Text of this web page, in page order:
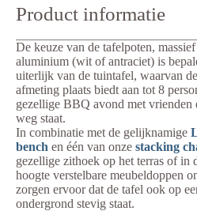
Product informatie
De keuze van de tafelpoten,
aluminium (wit of antraciet) is
uiterlijk van de tuintafel, waarvan
afmeting plaats biedt aan tot 8
gezellige BBQ avond met vrienden
weg staat.
In combinatie met de gelijknamige
bench en één van onze stacking
gezellige zithoek op het terras of in
hoogte verstelbare meubeldoppen
zorgen ervoor dat de tafel ook op
ondergrond stevig staat.